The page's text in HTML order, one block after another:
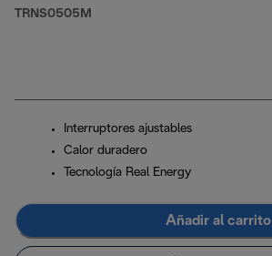
TRNS0505M
Interruptores ajustables
Calor duradero
Tecnología Real Energy
Añadir al carrito